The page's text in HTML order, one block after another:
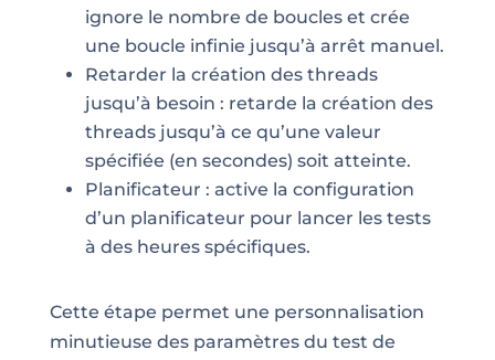
ignore le nombre de boucles et crée
une boucle infinie jusqu’à arrêt manuel.
Retarder la création des threads
jusqu’à besoin : retarde la création des
threads jusqu’à ce qu’une valeur
spécifiée (en secondes) soit atteinte.
Planificateur : active la configuration
d’un planificateur pour lancer les tests
à des heures spécifiques.
Cette étape permet une personnalisation
minutieuse des paramètres du test de